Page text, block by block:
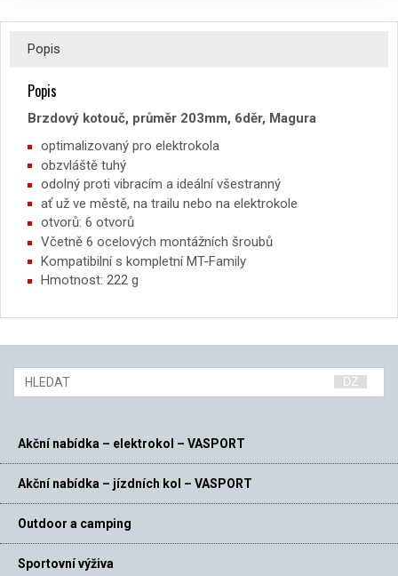
Popis
Popis
Brzdový kotouč, průměr 203mm, 6děr, Magura
optimalizovaný pro elektrokola
obzvláště tuhý
odolný proti vibracím a ideální všestranný
ať už ve městě, na trailu nebo na elektrokole
otvorů: 6 otvorů
Včetně 6 ocelových montážních šroubů
Kompatibilní s kompletní MT-Family
Hmotnost: 222 g
Akční nabídka – elektrokol – VASPORT
Akční nabídka – jízdních kol – VASPORT
Outdoor a camping
Sportovní výživa